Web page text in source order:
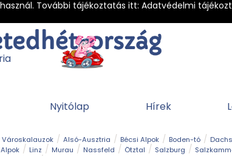
További tájékoztatás itt: Adatvédelmi
Nyitólap Hírek
Városkalauzok Alsó-Ausztria Bécsi Alpok Boden-tó
Linz Murau Nassfeld Ötztal Salzburg